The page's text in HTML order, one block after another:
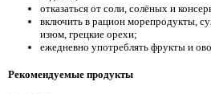
отказаться от соли, солёных и
включить в рацион морепродукты,
изюм, грецкие орехи;
ежедневно употреблять фрукты и
Рекомендуемые продукты